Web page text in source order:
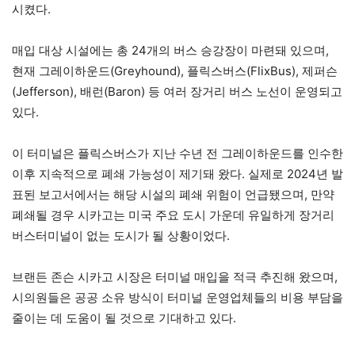
시켰다.
매입 대상 시설에는 총 24개의 버스 승강장이 마련돼 있으며,
현재 그레이하운드(Greyhound), 플릭스버스(FlixBus), 제퍼슨
(Jefferson), 배런(Baron) 등 여러 장거리 버스 노선이 운영되고
있다.
이 터미널은 플릭스버스가 지난 수년 전 그레이하운드를 인수한
이후 지속적으로 폐쇄 가능성이 제기돼 왔다. 실제로 2024년 발
표된 보고서에서는 해당 시설의 폐쇄 위험이 언급됐으며, 만약
폐쇄될 경우 시카고는 미국 주요 도시 가운데 유일하게 장거리
버스터미널이 없는 도시가 될 상황이었다.
브랜든 존슨 시카고 시장은 터미널 매입을 적극 추진해 왔으며,
시의원들은 공공 소유 방식이 터미널 운영업체들의 비용 부담을
줄이는 데 도움이 될 것으로 기대하고 있다.